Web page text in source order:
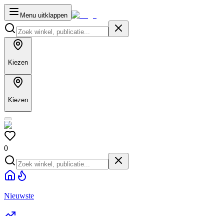
Menu uitklappen
Kiezen
Kiezen
0
Nieuwste